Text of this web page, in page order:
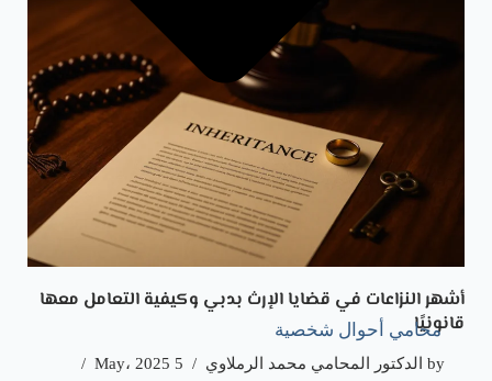
محامي أحوال شخصية
أشهر النزاعات في قضايا الإرث بدبي وكيفية التعامل معها
قانونيًا
by الدكتور المحامي محمد الرملاوي 5 May، 2025